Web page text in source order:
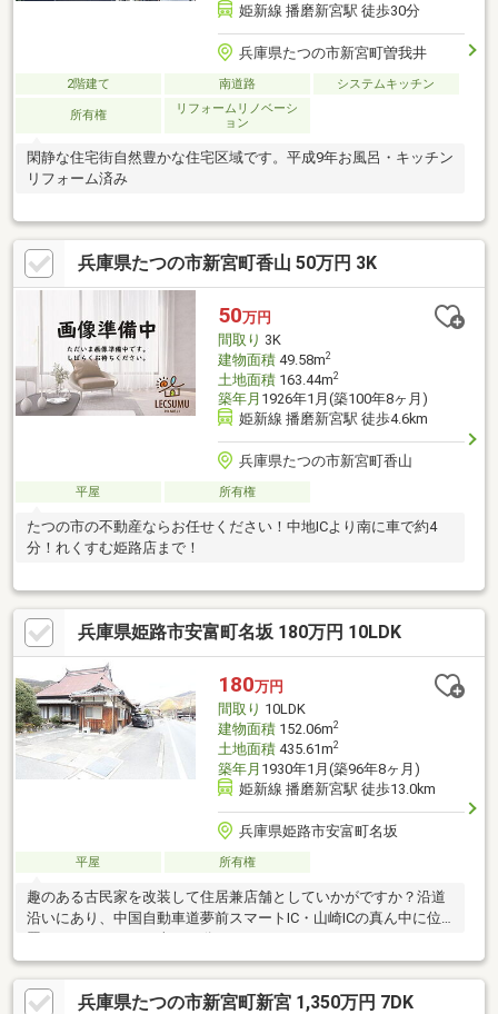
姫新線 播磨新宮駅 徒歩30分
兵庫県たつの市新宮町曽我井
2階建て 南道路 システムキッチン
所有権
リフォームリノベーシ
ョン
閑静な住宅街自然豊かな住宅区域です。平成9年お風呂・キッチン
リフォーム済み
兵庫県たつの市新宮町香山 50万円 3K
50万円
間取り 3K
建物面積49.58m2
土地面積163.44m2
築年月 1926年1月(築100年8ヶ月)
姫新線 播磨新宮駅 徒歩4.6km
兵庫県たつの市新宮町香山
平屋 所有権
たつの市の不動産ならお任せください！中地ICより南に車で約4
分！れくすむ姫路店まで！
兵庫県姫路市安富町名坂 180万円 10LDK
180万円
間取り 10LDK
建物面積152.06m2
土地面積435.61m2
築年月 1930年1月(築96年8ヶ月)
姫新線 播磨新宮駅 徒歩13.0km
兵庫県姫路市安富町名坂
平屋 所有権
趣のある古民家を改装して住居兼店舗としていかがですか？沿道
沿いにあり、中国自動車道夢前スマートIC・山崎ICの真ん中に位
置し、どちらからも車で15分です。
兵庫県たつの市新宮町新宮 1,350万円 7DK